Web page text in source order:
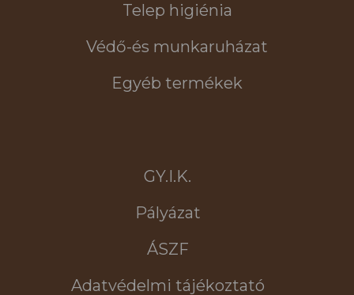
Telep higiénia
Védő-és munkaruházat
Egyéb termékek
GY.I.K.
Pályázat
ÁSZF
Adatvédelmi tájékoztató